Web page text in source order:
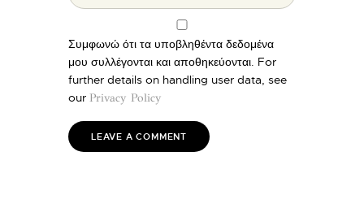
Συμφωνώ ότι τα υποβληθέντα δεδομένα
μου συλλέγονται και αποθηκεύονται. For
further details on handling user data, see
our Privacy Policy